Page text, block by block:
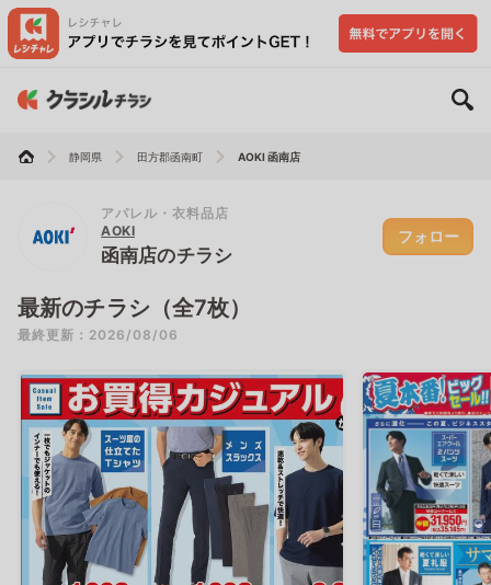
静岡県 田方郡函南町 AOKI 函南店
アパレル・衣料品店
AOKI
函南店のチラシ
フォロー
最新のチラシ（全7枚）
最終更新：2026/08/06